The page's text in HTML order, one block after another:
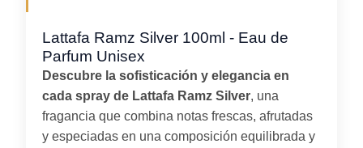
Lattafa Ramz Silver 100ml - Eau de
Parfum Unisex
Descubre la sofisticación y elegancia en
cada spray de Lattafa Ramz Silver, una
fragancia que combina notas frescas, afrutadas
y especiadas en una composición equilibrada y